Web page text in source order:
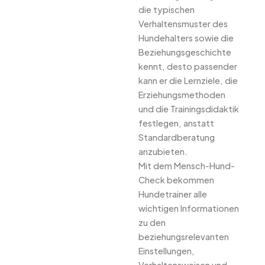
die typischen
Verhaltensmuster des
Hundehalters sowie die
Beziehungsgeschichte
kennt, desto passender
kann er die Lernziele, die
Erziehungsmethoden
und die Trainingsdidaktik
festlegen, anstatt
Standardberatung
anzubieten.
Mit dem Mensch-Hund-
Check bekommen
Hundetrainer alle
wichtigen Informationen
zu den
beziehungsrelevanten
Einstellungen,